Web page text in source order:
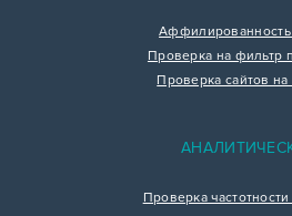
Аффилированность
Проверка на фильтр
Проверка сайтов
Проверка